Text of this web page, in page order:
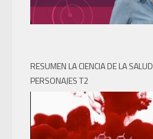
RESUMEN LA CIENCIA DE LA SALUD
PERSONAJES T2